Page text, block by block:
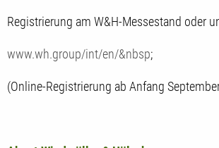
Registrierung am W&H-Messestand oder
www.wh.group/int/en/&nbsp;
(Online-Registrierung ab Anfang